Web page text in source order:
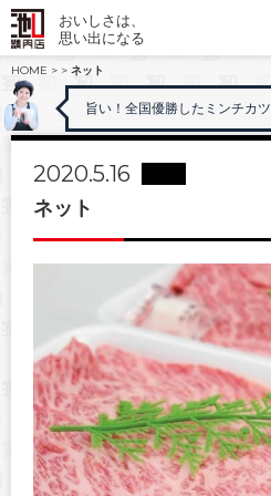
おいしさは、
思い出になる
HOME > > ネット
旨い！全国優勝したミンチカツ
2020.5.16
ネット